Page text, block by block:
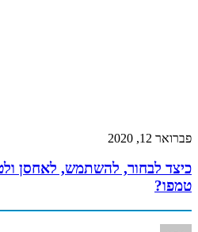
פברואר 12, 2020
כיצד לבחור, להשתמש, לאחסן
טמפו?